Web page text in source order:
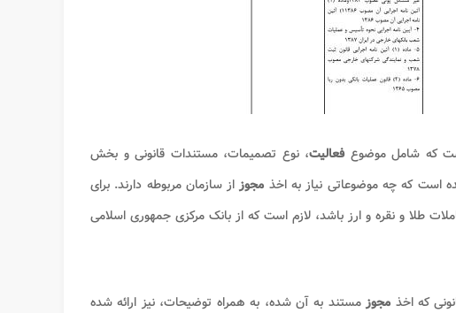
که شامل موضوعفعالیت، نوع تصمیمات، مستندات قانونی و بخش
است که چه موضوعاتی نیاز به اخذ مجوزاز سازمان مربوطه دارند. برای
طلا و نقره و ارز باشد، لازم است که از بانک مرکزی جمهوری اسلامی
که اخذ مجوزمستند به آن شده، به همراه توضیحات، نیز ارائه شده